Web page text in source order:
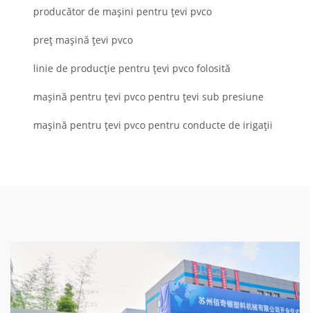
producător de mașini pentru țevi pvco
preț mașină țevi pvco
linie de producție pentru țevi pvco folosită
mașină pentru țevi pvco pentru țevi sub presiune
mașină pentru țevi pvco pentru conducte de irigații